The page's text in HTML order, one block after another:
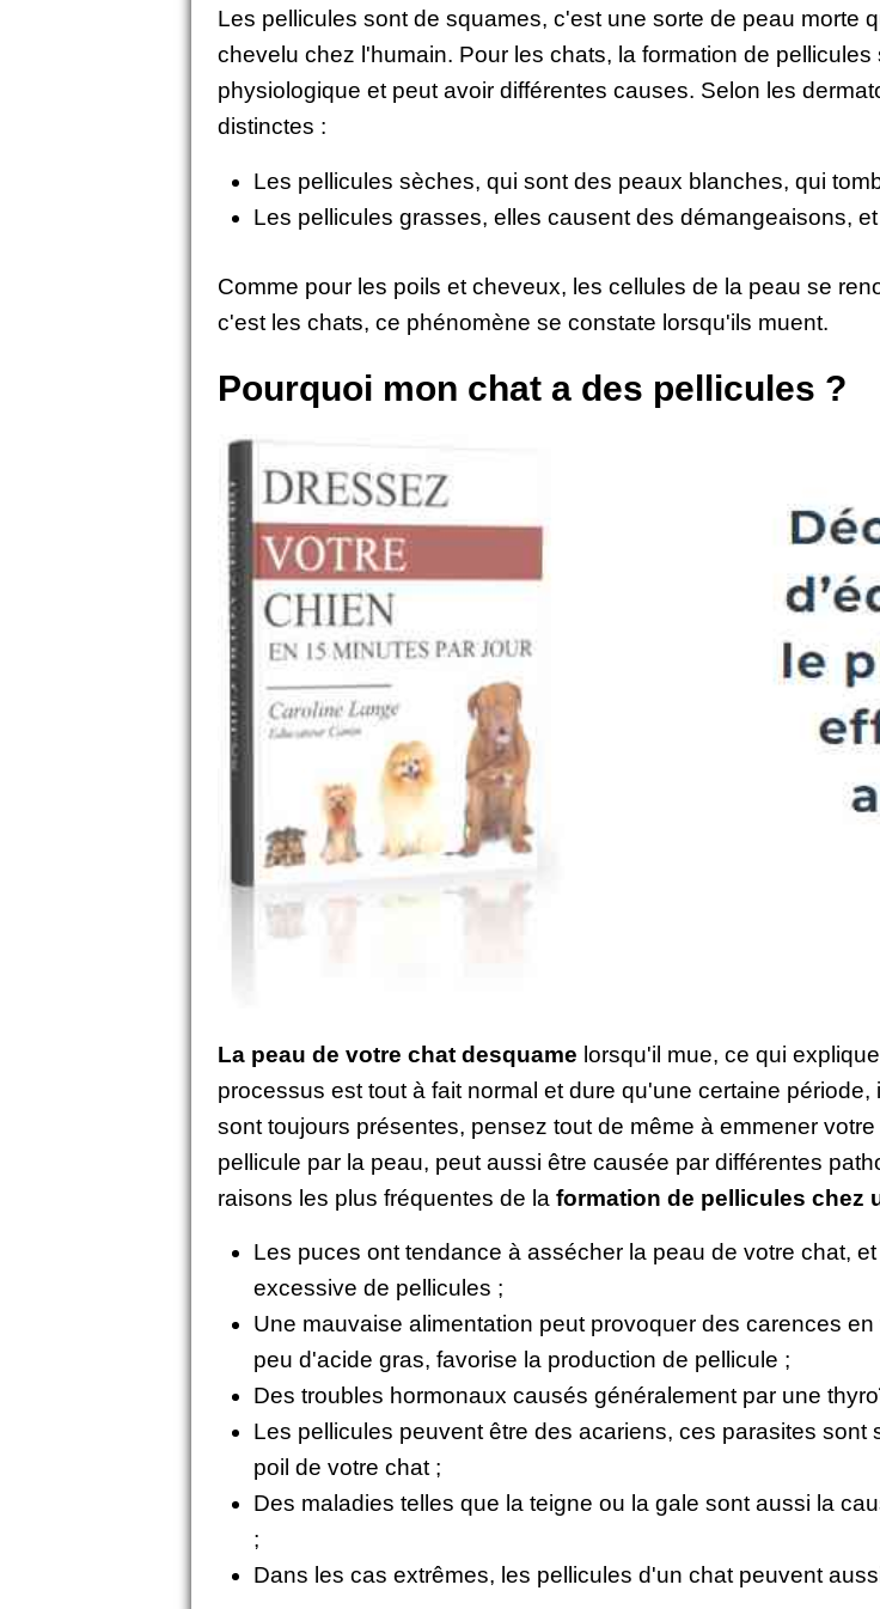
Les pellicules sont de squames, c'est une sorte de peau morte
chevelu chez l'humain. Pour les chats, la formation de
physiologique et peut avoir différentes causes. Selon les
distinctes :
Les pellicules sèches, qui sont des peaux blanches, qui
Les pellicules grasses, elles causent des démangeaisons,
Comme pour les poils et cheveux, les cellules de la peau se
c'est les chats, ce phénomène se constate lorsqu'ils muent.
Pourquoi mon chat a des pellicules ?
La peau de votre chat desquame lorsqu'il mue, ce qui
processus est tout à fait normal et dure qu'une certaine
sont toujours présentes, pensez tout de même à emmener
pellicule par la peau, peut aussi être causée par différentes
raisons les plus fréquentes de la formation de pellicules chez
Les puces ont tendance à assécher la peau de votre chat,
excessive de pellicules ;
Une mauvaise alimentation peut provoquer des carences
peu d'acide gras, favorise la production de pellicule ;
Des troubles hormonaux causés généralement par une
Les pellicules peuvent être des acariens, ces parasites
poil de votre chat ;
Des maladies telles que la teigne ou la gale sont aussi la
;
Dans les cas extrêmes, les pellicules d'un chat peuvent